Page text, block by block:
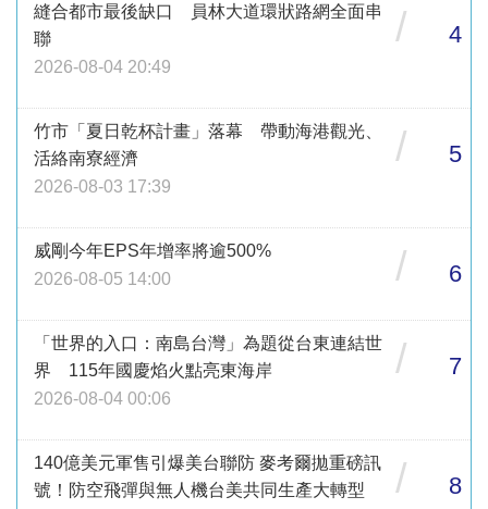
縫合都市最後缺口 員林大道環狀路網全面串
聯
2026-08-04 20:49
/ 4
竹市「夏日乾杯計畫」落幕 帶動海港觀光、
活絡南寮經濟
2026-08-03 17:39
/ 5
威剛今年EPS年增率將逾500%
2026-08-05 14:00
/ 6
「世界的入口：南島台灣」為題從台東連結世
界 115年國慶焰火點亮東海岸
2026-08-04 00:06
/ 7
140億美元軍售引爆美台聯防 麥考爾拋重磅訊
號！防空飛彈與無人機台美共同生產大轉型
/ 8